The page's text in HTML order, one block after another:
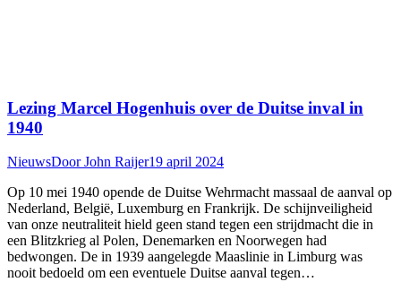
Lezing Marcel Hogenhuis over de Duitse inval in
1940
NieuwsDoorJohn Raijer19 april 2024
Op 10 mei 1940 opende de Duitse Wehrmacht massaal de aanval op
Nederland, België, Luxemburg en Frankrijk. De schijnveiligheid
van onze neutraliteit hield geen stand tegen een strijdmacht die in
een Blitzkrieg al Polen, Denemarken en Noorwegen had
bedwongen. De in 1939 aangelegde Maaslinie in Limburg was
nooit bedoeld om een eventuele Duitse aanval tegen…